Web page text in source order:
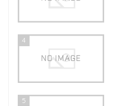
4
5